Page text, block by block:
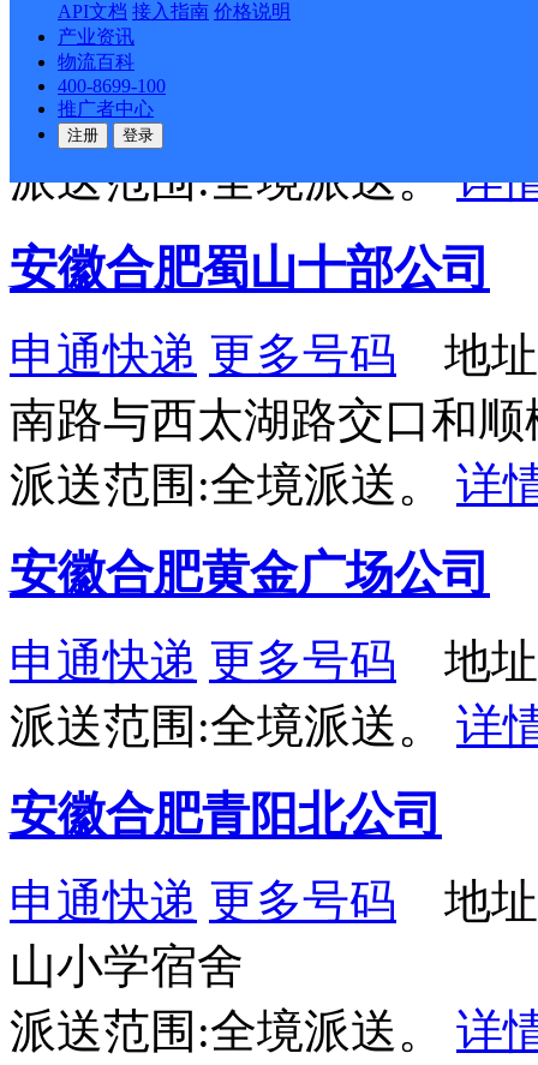
API文档 接入指南 价格说明
产业资讯
物流百科
400-8699-100
推广者中心
注册 登录
申通快递
场内
派送范围:全境派送。详
安徽合肥蜀山十部公司
申通快递 更多号码 地址
南路与西太湖路交口和顺
派送范围:全境派送。 详
安徽合肥黄金广场公司
申通快递 更多号码 地址
派送范围:全境派送。 详
安徽合肥青阳北公司
申通快递 更多号码 地址
山小学宿舍
派送范围:全境派送。 详